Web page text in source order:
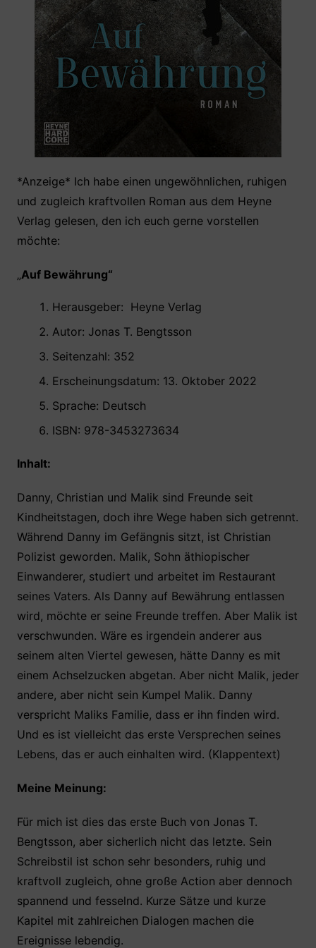
*Anzeige* Ich habe einen ungewöhnlichen, ruhigen
und zugleich kraftvollen Roman aus dem Heyne
Verlag gelesen, den ich euch gerne vorstellen
möchte:
„Auf Bewährung“
Herausgeber: ‎ Heyne Verlag
Autor: Jonas T. Bengtsson
Seitenzahl: 352
Erscheinungsdatum: 13. Oktober 2022
Sprache: Deutsch
ISBN: 978-3453273634
Inhalt:
Danny, Christian und Malik sind Freunde seit
Kindheitstagen, doch ihre Wege haben sich getrennt.
Während Danny im Gefängnis sitzt, ist Christian
Polizist geworden. Malik, Sohn äthiopischer
Einwanderer, studiert und arbeitet im Restaurant
seines Vaters. Als Danny auf Bewährung entlassen
wird, möchte er seine Freunde treffen. Aber Malik ist
verschwunden. Wäre es irgendein anderer aus
seinem alten Viertel gewesen, hätte Danny es mit
einem Achselzucken abgetan. Aber nicht Malik, jeder
andere, aber nicht sein Kumpel Malik. Danny
verspricht Maliks Familie, dass er ihn finden wird.
Und es ist vielleicht das erste Versprechen seines
Lebens, das er auch einhalten wird. (Klappentext)
Meine Meinung:
Für mich ist dies das erste Buch von Jonas T.
Bengtsson, aber sicherlich nicht das letzte. Sein
Schreibstil ist schon sehr besonders, ruhig und
kraftvoll zugleich, ohne große Action aber dennoch
spannend und fesselnd. Kurze Sätze und kurze
Kapitel mit zahlreichen Dialogen machen die
Ereignisse lebendig.